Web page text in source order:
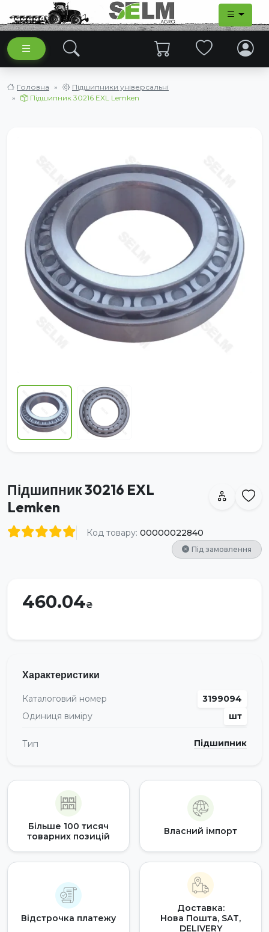
Головна
Підшипники універсальні
Підшипник 30216 EXL Lemken
Підшипник 30216 EXL
Lemken
Код товару: 00000022840
Під замовлення
460.04
Характеристики
Каталоговий номер
3199094
Одиниця виміру
шт
Тип Підшипник
Більше 100 тисяч
товарних позицій
Власний імпорт
Відстрочка платежу
Доставка:
Нова Пошта, SAT,
DELIVERY